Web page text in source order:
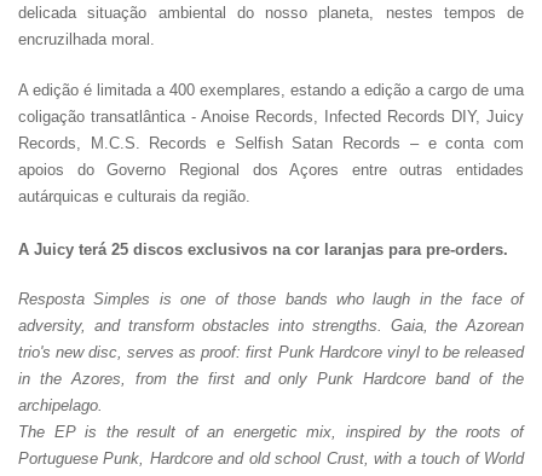
delicada situação ambiental do nosso planeta, nestes tempos de
encruzilhada moral.
A edição é limitada a 400 exemplares, estando a edição a cargo de uma
coligação transatlântica - Anoise Records, Infected Records DIY, Juicy
Records, M.C.S. Records e Selfish Satan Records – e conta com
apoios do Governo Regional dos Açores entre outras entidades
autárquicas e culturais da região.
A Juicy terá 25 discos exclusivos na cor laranjas para pre-orders.
Resposta Simples is one of those bands who laugh in the face of
adversity, and transform obstacles into strengths. Gaia, the Azorean
trio's new disc, serves as proof: first Punk Hardcore vinyl to be released
in the Azores, from the first and only Punk Hardcore band of the
archipelago.
The EP is the result of an energetic mix, inspired by the roots of
Portuguese Punk, Hardcore and old school Crust, with a touch of World